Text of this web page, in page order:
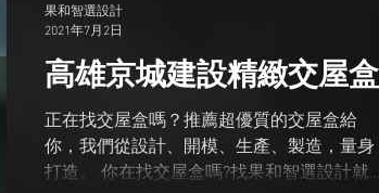
高雄京城建設精緻交屋盒
正在找交屋盒嗎？推薦超優質的交屋盒給
你，我們從設計、開模、生產、製造，量身
打造。 你在找交屋盒嗎?找果和智選設計就
果和智選設計
2021年7月2日